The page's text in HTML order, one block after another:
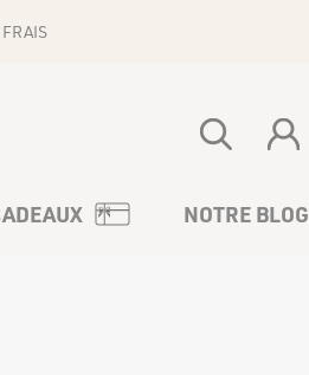
Votre panier est vide
NOTRE BLOG